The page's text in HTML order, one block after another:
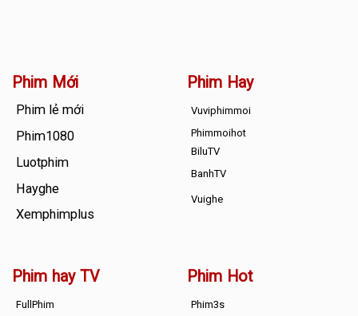
Phim Mới
Phim lẻ mới
Phim1080
Luotphim
Hayghe
Xemphimplus
Phim Hay
Vuviphimmoi
Phimmoihot
BiluTV
BanhTV
Vuighe
Phim hay TV
FullPhim
Phim Hot
Phim3s